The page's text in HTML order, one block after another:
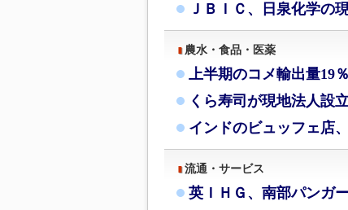
ＪＢＩＣ、日泉化学の
農水・食品・医薬
上半期のコメ輸出量19
くら寿司が現地法人設
インドのビュッフェ店
流通・サービス
英ＩＨＧ、南部パンガ